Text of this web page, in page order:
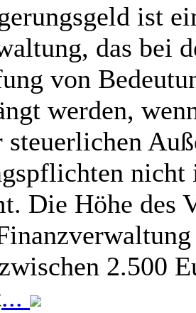
ist
das bei
von
werden,
steuerlichen
nicht
Die Höhe des
2.500
...